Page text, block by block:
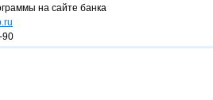
на сайте банка
90